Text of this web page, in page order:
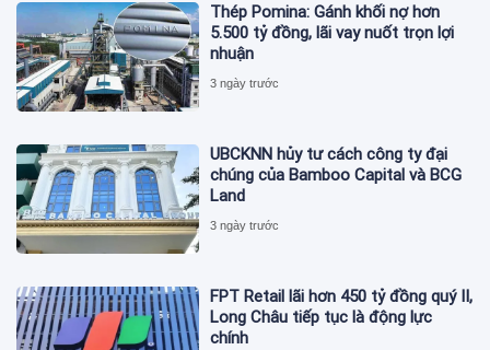
Thép Pomina: Gánh khối nợ hơn
5.500 tỷ đồng, lãi vay nuốt trọn lợi
nhuận
3 ngày trước
UBCKNN hủy tư cách công ty đại
chúng của Bamboo Capital và BCG
Land
3 ngày trước
FPT Retail lãi hơn 450 tỷ đồng quý II,
Long Châu tiếp tục là động lực
chính